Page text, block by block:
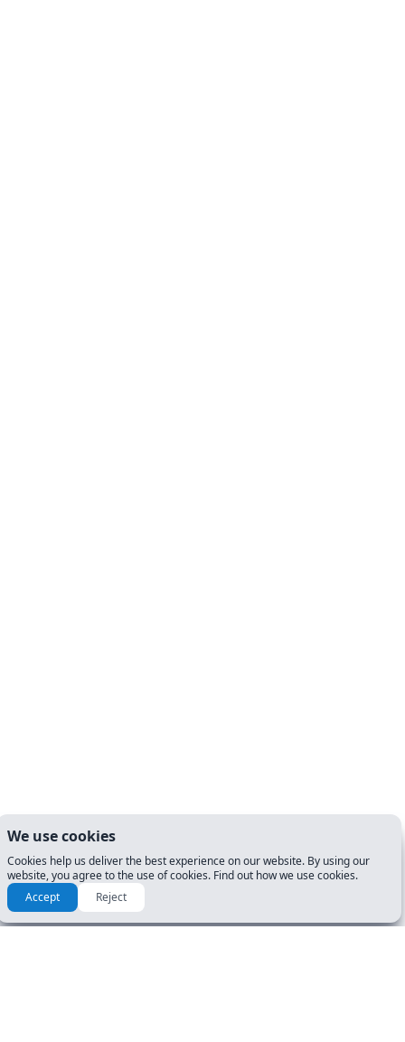
We use cookies
Cookies help us deliver the best experience on our website. By using our
website, you agree to the use of cookies. Find out how we use cookies.
Accept
Reject